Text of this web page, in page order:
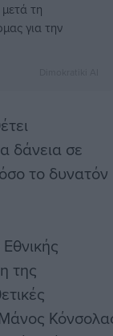
τη
για την
δάνεια σε
το δυνατόν
της
Μάνος